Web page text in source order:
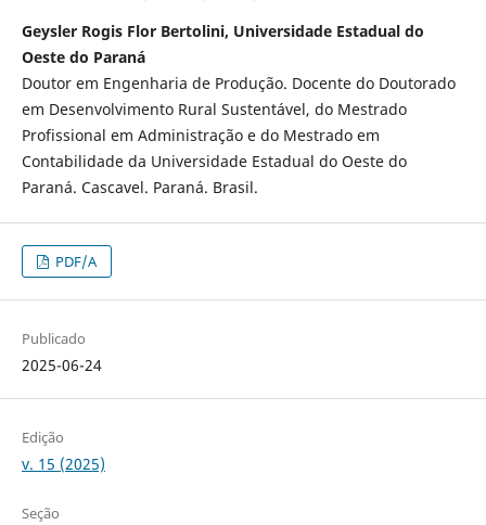
Geysler Rogis Flor Bertolini, Universidade Estadual do
Oeste do Paraná
Doutor em Engenharia de Produção. Docente do Doutorado
em Desenvolvimento Rural Sustentável, do Mestrado
Profissional em Administração e do Mestrado em
Contabilidade da Universidade Estadual do Oeste do
Paraná. Cascavel. Paraná. Brasil.
PDF/A
Publicado
2025-06-24
Edição
v. 15 (2025)
Seção